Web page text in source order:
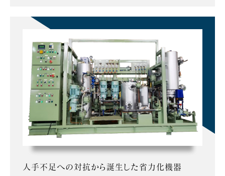
人手不足への対抗から誕生した省力化機器